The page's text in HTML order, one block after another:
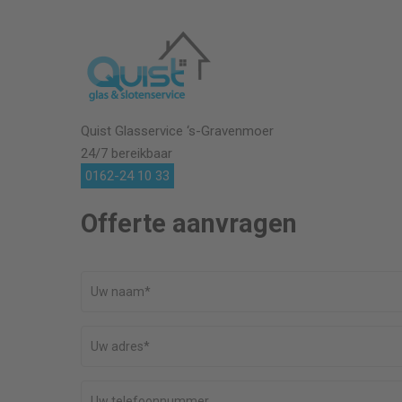
Quist Glasservice ‘s-Gravenmoer
24/7 bereikbaar
0162-24 10 33
Offerte aanvragen